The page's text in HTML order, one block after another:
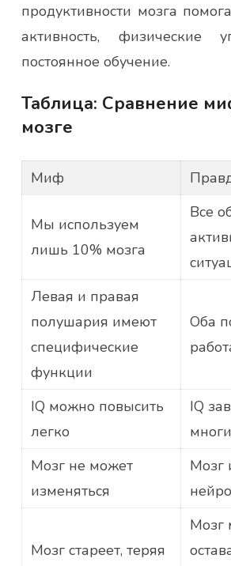
продуктивности мозга
активность, физические
постоянное обучение.
Таблица: Сравнение
мозге
Миф
Мы используем
лишь 10% мозга
Все
Левая и правая
полушария имеют
специфические
функции
Оба
IQ можно повысить
легко
IQ
Мозг не может
изменяться
Мозг
Мозг стареет, теряя
Мозг